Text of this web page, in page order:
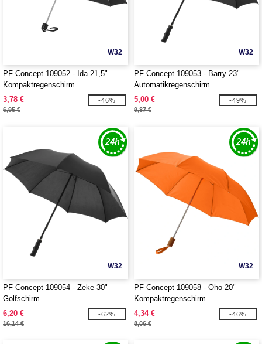
W32
PF Concept 109052 - Ida 21,5"
Kompaktregenschirm
3,78 €
6,95 €
-46%
W32
PF Concept 109053 - Barry 23"
Automatikregenschirm
5,00 €
9,87 €
-49%
W32
PF Concept 109054 - Zeke 30"
Golfschirm
6,20 €
16,14 €
-62%
W32
PF Concept 109058 - Oho 20"
Kompaktregenschirm
4,34 €
8,06 €
-46%